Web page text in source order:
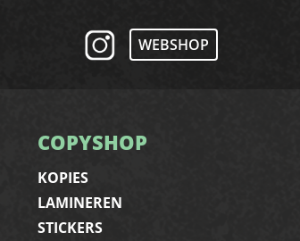
WEBSHOP
COPYSHOP
KOPIES
LAMINEREN
STICKERS